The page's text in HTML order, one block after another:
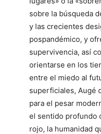
sobre la búsqueda
y las crecientes
pospandémico, y
supervivencia, así
orientarse en los
entre el miedo al
superficiales, Augé
para el pesar
el sentido profundo
rojo, la humanidad